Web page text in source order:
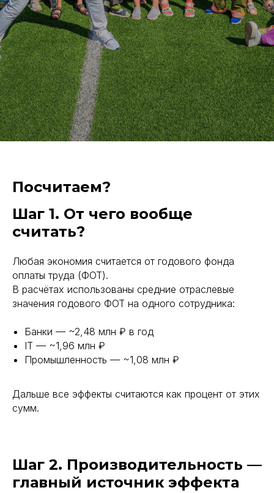
Посчитаем?
Шаг 1. От чего вообще
считать?
Любая экономия считается от годового фонда
оплаты труда (ФОТ).
В расчётах использованы средние отраслевые
значения годового ФОТ на одного сотрудника:
Банки — ~2,48 млн ₽ в год
IT — ~1,96 млн ₽
Промышленность — ~1,08 млн ₽
Дальше все эффекты считаются как процент от этих
сумм.
Шаг 2. Производительность —
главный источник эффекта